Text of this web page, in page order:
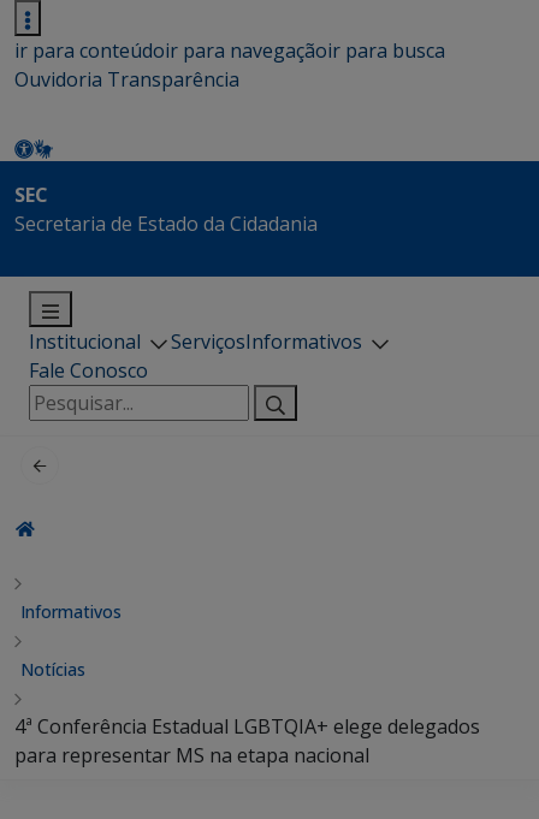
ir para conteúdoir para navegaçãoir para busca
Ouvidoria Transparência
SEC
Secretaria de Estado da Cidadania
Institucional ServiçosInformativos
Fale Conosco
Pesquisar
por:
Informativos
Notícias
4ª Conferência Estadual LGBTQIA+ elege delegados
para representar MS na etapa nacional